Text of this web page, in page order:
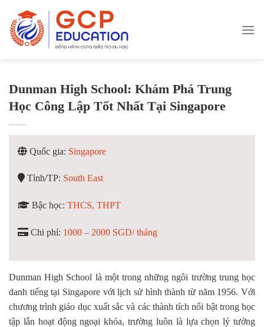
content
Dunman High School: Khám Phá Trung
Học Công Lập Tốt Nhất Tại Singapore
Quốc gia: Singapore
Tỉnh/TP: South East
Bậc học: THCS, THPT
Chi phí: 1000 – 2000 SGD/ tháng
Dunman High School là một trong những ngôi trường trung học
danh tiếng tại Singapore với lịch sử hình thành từ năm 1956. Với
chương trình giáo dục xuất sắc và các thành tích nổi bật trong học
tập lẫn hoạt động ngoại khóa, trường luôn là lựa chọn lý tưởng